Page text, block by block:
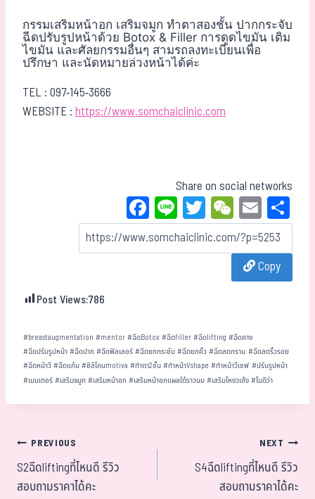
กรรมเสริมหน้าอก เสริมจมูก ทำตาสองชั้น ปากกระจับ
ฉีดปรับรูปหน้าด้วย Botox & Filler การดูดไขมัน เติม
ไขมัน และศัลยกรรมอื่นๆ สามรถลงทะเบียนเพื่อ
ปรึกษา และนัดหมายล่วงหน้าได้ค่ะ
TEL :097-145-3666
WEBSITE :https://www.somchaiclinic.com
Share on social networks
Fa
ce
bo
Li
ne
T
wi
tt
W
eC
ha
t
E
m
ail
Copy
Post Views:786
#breastaugmentation #mentor#ฉีดBotox#ฉีดfiller#ฉีดlifting #ฉีดคาง
#ฉีดปรับรูปหน้า#ฉีดปาก#ฉีดฟิลเลอร์#ฉีดยกกระชับ#ฉีดยกคิ้ว #ฉีดลดกราม #ฉีดลดริ้วรอย
#ฉีดหน้าวี#ฉีดแก้ม#ซิลิโคนmotiva #ทำตา2ชั้น#ทำหน้าVshape #ทำหน้าวีเชฟ #ปรับรูปหน้า
#เมนเทอร์#เสริมจมูก#เสริมหน้าอก#เสริมหน้าอกแผลใต้ราวนม#เสริมโหงวเฮ้ง #โมติว่า
PREVIOUS
S2ฉีดliftingที่ไหนดี รีวิว
สอบถามราคาได้คะ
NEXT
S4ฉีดliftingที่ไหนดี รีวิว
สอบถามราคาได้คะ